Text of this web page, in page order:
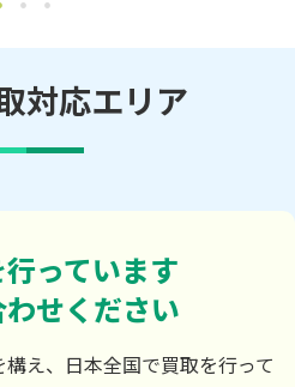
対応エリア
っています
せください
え、日本全国で買取を行って